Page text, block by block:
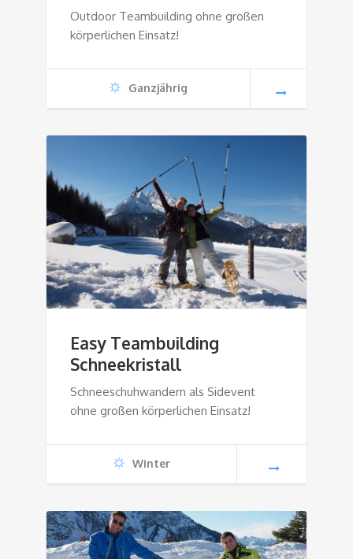
Outdoor Teambuilding ohne großen
körperlichen Einsatz!
Ganzjährig
Easy Teambuilding
Schneekristall
Schneeschuhwandern als Sidevent
ohne großen körperlichen Einsatz!
Winter